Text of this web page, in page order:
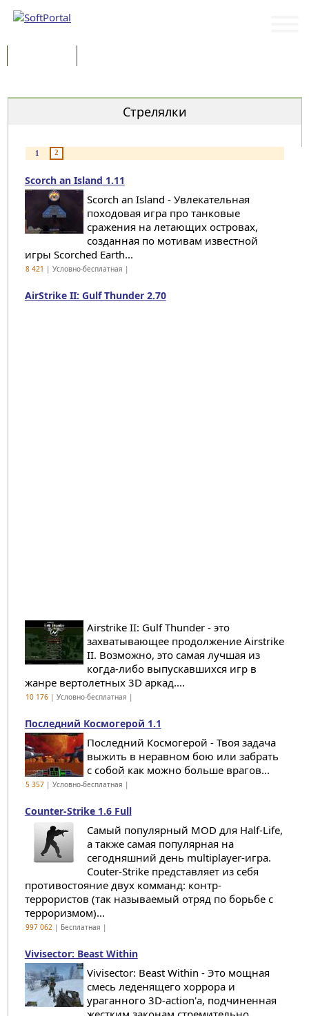
Стрелялки
1 2
Scorch an Island 1.11
Scorch an Island - Увлекательная
походовая игра про танковые
сражения на летающих островах,
созданная по мотивам известной
игры Scorched Earth...
8 421 | Условно-бесплатная |
AirStrike II: Gulf Thunder 2.70
Airstrike II: Gulf Thunder - это
захватывающее продолжение Airstrike
II. Возможно, это самая лучшая из
когда-либо выпускавшихся игр в
жанре вертолетных 3D аркад....
10 176| Условно-бесплатная |
Последний Космогерой 1.1
Последний Космогерой - Твоя задача
выжить в неравном бою или забрать
с собой как можно больше врагов...
5 357| Условно-бесплатная |
Counter-Strike 1.6 Full
Самый популярный MOD для Half-Life,
а также самая популярная на
сегодняшний день multiplayer-игра.
Couter-Strike представляет из себя
противостояние двух комманд: контр-
террористов (так называемый отряд по борьбе с
терроризмом)...
997 062| Бесплатная |
Vivisector: Beast Within
Vivisector: Beast Within - Это мощная
смесь леденящего хоррора и
ураганного 3D-action'а, подчиненная